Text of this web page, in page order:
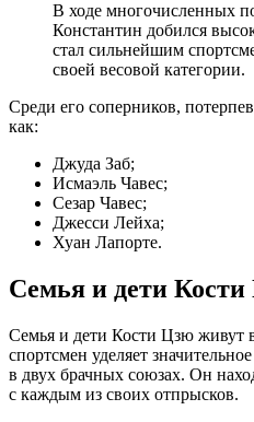
В ходе многочисленных
Константин добился
стал сильнейшим
своей весовой категории.
Среди его соперников,
как:
Джуда Заб;
Исмаэль Чавес;
Сезар Чавес;
Джесси Лейха;
Хуан Лапорте.
Семья и дети
Семья и дети Кости Цзю живут
спортсмен уделяет
в двух брачных союзах. Он
с каждым из своих отпрысков.